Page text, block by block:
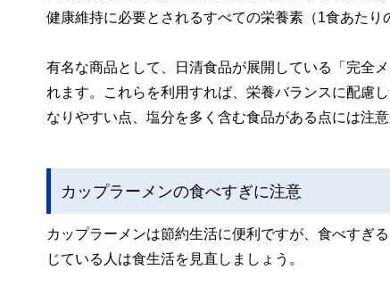
健康維持に必要とされるすべての栄養素（1食あたり
有名な商品として、日清食品が展開している「完全
れます。これらを利用すれば、栄養バランスに配慮
なりやすい点、塩分を多く含む食品がある点には注意
カップラーメンの食べすぎに注意
カップラーメンは節約生活に便利ですが、食べすぎ
じている人は食生活を見直しましょう。